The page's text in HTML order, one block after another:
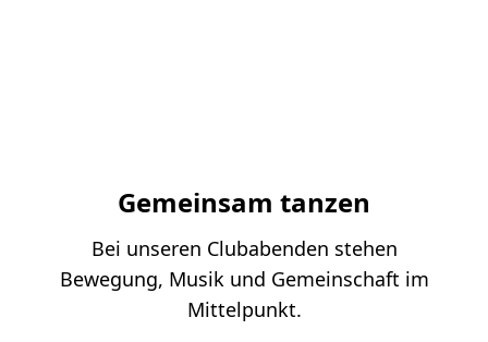
Gemeinsam tanzen
Bei unseren Clubabenden stehen
Bewegung, Musik und Gemeinschaft im
Mittelpunkt.